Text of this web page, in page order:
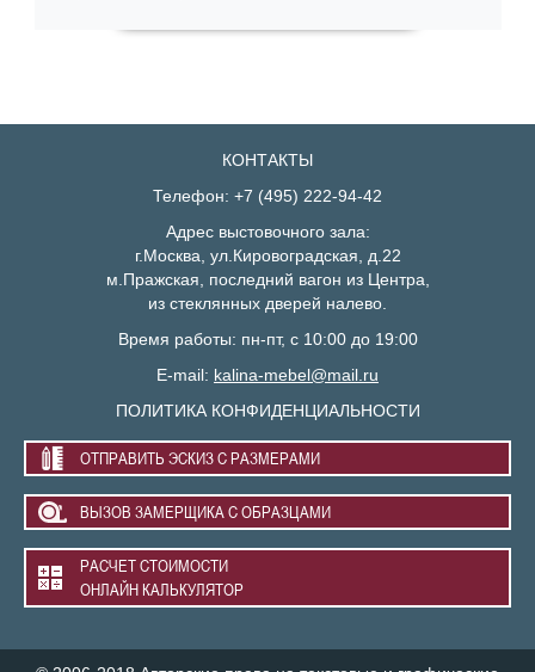
КОНТАКТЫ
Телефон: +7 (495) 222-94-42
Адрес выстовочного зала:
г.Москва, ул.Кировоградская, д.22
м.Пражская, последний вагон из Центра,
из стеклянных дверей налево.
Время работы: пн-пт, с 10:00 до 19:00
E-mail: kalina-mebel@mail.ru
ПОЛИТИКА КОНФИДЕНЦИАЛЬНОСТИ
ОТПРАВИТЬ ЭСКИЗ С РАЗМЕРАМИ
ВЫЗОВ ЗАМЕРЩИКА С ОБРАЗЦАМИ
РАСЧЕТ СТОИМОСТИ
ОНЛАЙН КАЛЬКУЛЯТОР